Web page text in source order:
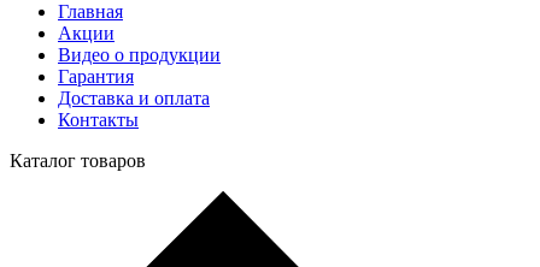
Главная
Акции
Видео о продукции
Гарантия
Доставка и оплата
Контакты
Каталог товаров